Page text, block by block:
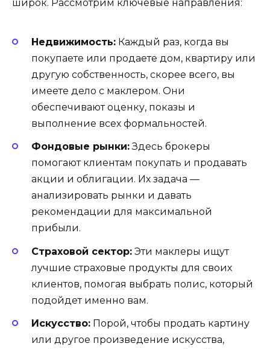
широк. Рассмотрим ключевые направления:
Недвижимость: Каждый раз, когда вы
покупаете или продаете дом, квартиру или
другую собственность, скорее всего, вы
имеете дело с маклером. Они
обеспечивают оценку, показы и
выполнение всех формальностей.
Фондовые рынки:Здесь брокеры
помогают клиентам покупать и продавать
акции и облигации. Их задача —
анализировать рынки и давать
рекомендации для максимальной
прибыли.
Страховой сектор: Эти маклеры ищут
лучшие страховые продукты для своих
клиентов, помогая выбрать полис, который
подойдет именно вам.
Искусство: Порой, чтобы продать картину
или другое произведение искусства,